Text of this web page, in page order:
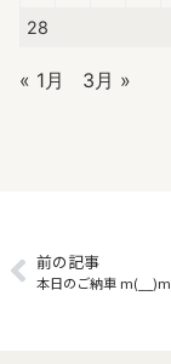
28
« 1月 3月 »
前の記事
本日のご納車 m(__)m